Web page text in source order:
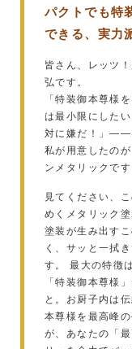
パクトでも特
できる、実力
皆さん、レッツ
弘です。
「特装御本尊様
は最小限にした
対に嫌だ！」——
私が用意したの
ンメタリックです
見てください、
めくメタリック
塗装が生み出す
く、サッと一拭
す。 最大の特徴
「特装御本尊様
と。お厨子内は
本尊様を最高峰
が、あなたの「